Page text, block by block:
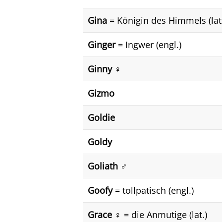
Gina = Königin des Himmels
Ginger= Ingwer (engl.)
Ginny ♀️
Gizmo
Goldie
Goldy
Goliath ♂️
Goofy= tollpatisch (engl.)
Grace ♀️ = die Anmutige (lat.)